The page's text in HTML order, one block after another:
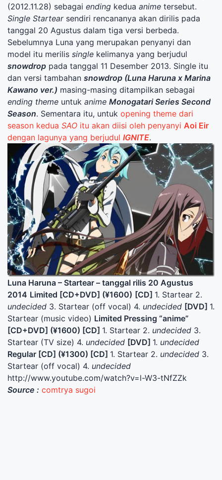
(2012.11.28) sebagai ending kedua anime tersebut.
Single Startearsendiri rencananya akan dirilis pada
tanggal 20 Agustus dalam tiga versi berbeda.
Sebelumnya Luna yang merupakan penyanyi dan
model itu merilis single kelimanya yang berjudul
snowdrop pada tanggal 11 Desember 2013. Single itu
dan versi tambahan snowdrop (Luna Haruna x Marina
Kawano ver.) masing-masing ditampilkan sebagai
ending theme untuk anime Monogatari Series Second
Season. Sementara itu, untuk opening theme dari
season kedua SAO itu akan diisi oleh penyanyi Aoi Eir
dengan lagunya yang berjudul IGNITE.
Luna Haruna – Startear – tanggal rilis 20 Agustus
2014 Limited [CD+DVD] (¥1600) [CD] 1. Startear 2.
undecided 3. Startear (off vocal) 4. undecided [DVD] 1.
Startear (music video) Limited Pressing “anime”
[CD+DVD] (¥1600) [CD] 1. Startear 2. undecided 3.
Startear (TV size) 4. undecided [DVD] 1. undecided
Regular [CD] (¥1300) [CD] 1. Startear 2. undecided 3.
Startear (off vocal) 4. undecided
http://www.youtube.com/watch?v=l-W3-tNfZZk
Source : comtrya sugoi